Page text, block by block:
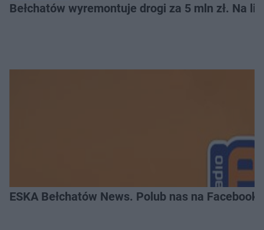
Bełchatów wyremontuje drogi za 5 mln zł. Na
ESKA Bełchatów News. Polub nas na